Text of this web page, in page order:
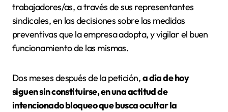
trabajadores/as, a través de sus representantes
sindicales, en las decisiones sobre las medidas
preventivas que la empresa adopta, y vigilar el buen
funcionamiento de las mismas.
Dos meses después de la petición,a día de hoy
siguen sin constituirse, en una actitud de
intencionado bloqueo que busca ocultar la